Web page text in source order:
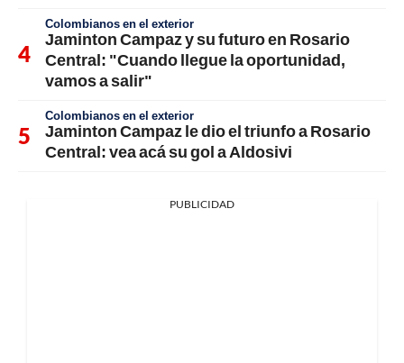
Colombianos en el exterior
Jaminton Campaz y su futuro en Rosario
Central: "Cuando llegue la oportunidad,
vamos a salir"
Colombianos en el exterior
Jaminton Campaz le dio el triunfo a Rosario
Central: vea acá su gol a Aldosivi
PUBLICIDAD